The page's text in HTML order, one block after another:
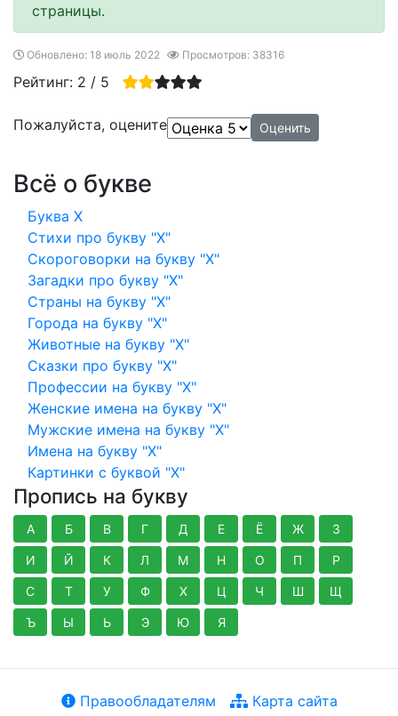
страницы.
Обновлено: 18 июль 2022 Просмотров: 38316
Рейтинг: 2 / 5
Пожалуйста, оцените
Всё о букве
Буква Х
Стихи про букву "Х"
Скороговорки на букву "Х"
Загадки про букву "Х"
Страны на букву "Х"
Города на букву "Х"
Животные на букву "Х"
Сказки про букву "Х"
Профессии на букву "Х"
Женские имена на букву "Х"
Мужские имена на букву "Х"
Имена на букву "Х"
Картинки с буквой "Х"
Пропись на букву
А Б В Г Д Е Ё Ж З
И Й К Л М Н О П Р
С Т У Ф Х Ц Ч Ш Щ
Ъ Ы Ь Э Ю Я
Правообладателям Карта сайта